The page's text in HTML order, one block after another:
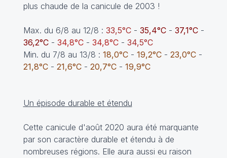
plus chaude de la canicule de 2003 !
Max. du 6/8 au 12/8 : 33,5°C- 35,4°C- 37,1°C -
36,2°C- 34,8°C- 34,8°C- 34,5°C
Min. du 7/8 au 13/8 : 18,0°C- 19,2°C- 23,0°C-
21,8°C- 21,6°C - 20,7°C- 19,9°C
Un épisode durable et étendu
Cette canicule d'août 2020 aura été marquante
par son caractère durable et étendu à de
nombreuses régions. Elle aura aussi eu raison